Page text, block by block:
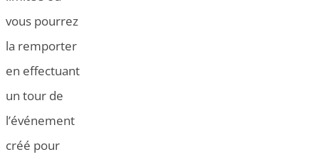
vous pourrez
la remporter
en effectuant
un tour de
l’événement
créé pour